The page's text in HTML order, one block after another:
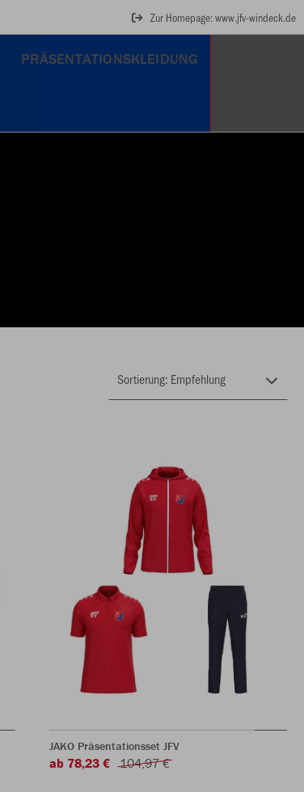
Zur Homepage: www.jfv-windeck.de
PRÄSENTATIONSKLEIDUNG
JAKO Präsentationsset JFV
ab 78,23 € 104,97 €